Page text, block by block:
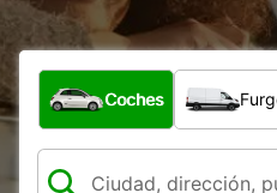
¿Qué tipo de vehículo?
Coches